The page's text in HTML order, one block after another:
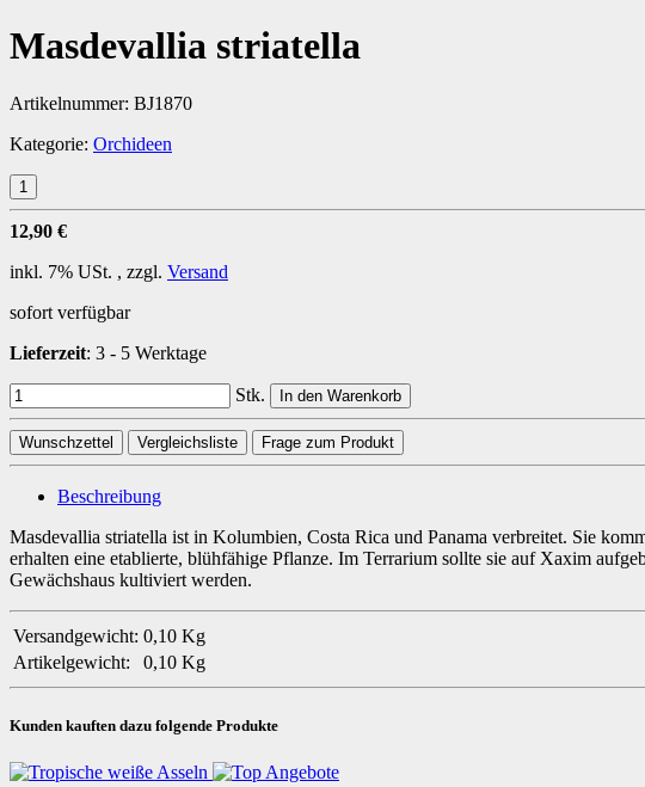
Masdevallia striatella
Artikelnummer: BJ1870
Kategorie: Orchideen
12,90 €
inkl. 7% USt. , zzgl. Versand
sofort verfügbar
Lieferzeit: 3 - 5 Werktage
Stk. In den Warenkorb
Wunschzettel Vergleichsliste Frage zum Produkt
Beschreibung
Masdevallia striatella ist in Kolumbien, Costa Rica und Panama verbreitet. Sie
erhalten eine etablierte, blühfähige Pflanze. Im Terrarium sollte sie auf Xaxim
Gewächshaus kultiviert werden.
Versandgewicht: 0,10 Kg
Artikelgewicht:
0,10 Kg
Kunden kauften dazu folgende Produkte